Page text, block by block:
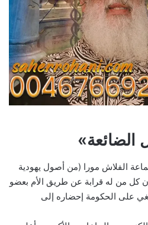
الضائعة»
الفلاش مورا (من أصول يهودية
كل من له قرابة عن طريق الأم بعضو
على الحكومة إحضاره إلى